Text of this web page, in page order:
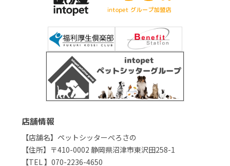
店舗情報
【店舗名】ペットシッターぺろさの
【住所】〒410-0002 静岡県沼津市東沢田258-1
【TEL 】070-2236-4650